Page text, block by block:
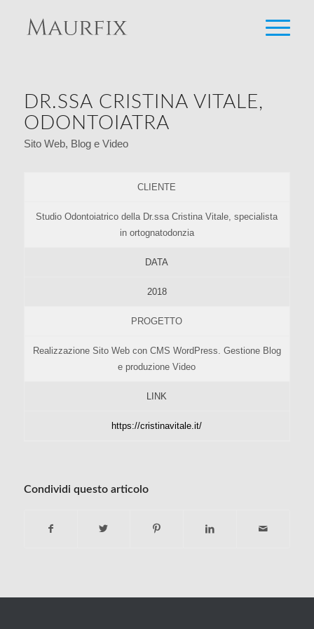
DR.SSA CRISTINA VITALE,
ODONTOIATRA
Sito Web, Blog e Video
CLIENTE
Studio Odontoiatrico della Dr.ssa Cristina Vitale, specialista
in ortognatodonzia
DATA
2018
PROGETTO
Realizzazione Sito Web con CMS WordPress. Gestione Blog
e produzione Video
LINK
https://cristinavitale.it/
Condividi questo articolo